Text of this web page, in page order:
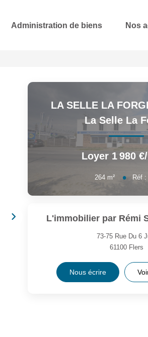
Administration de biens Nos
LA SELLE LA
La Selle La
Loyer 1 980
264 m² Réf :
L'immobilier par Rémi
73-75 Rue Du 6
61100 Flers
Nous écrire